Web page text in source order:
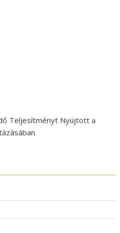
Teljesítményt Nyújtott a